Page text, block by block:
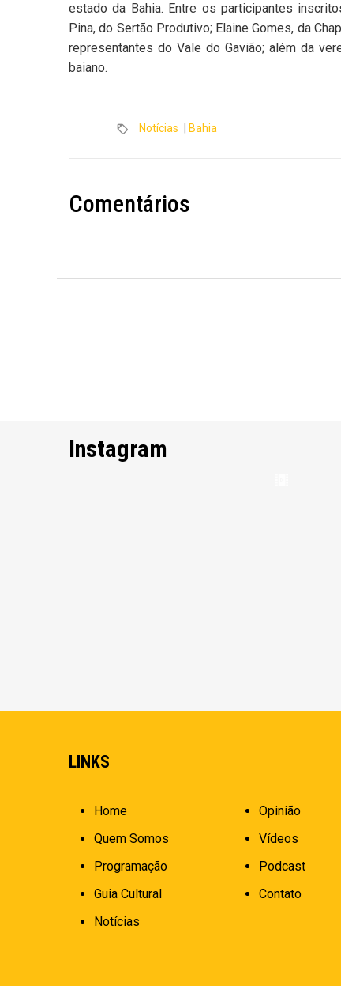
estado da Bahia. Entre os participantes
Pina, do Sertão Produtivo; Elaine Gomes, da
representantes do Vale do Gavião; além da
baiano.
Notícias Bahia
Comentários
Instagram
LINKS
Home
Quem Somos
Programação
Guia Cultural
Notícias
Opinião
Vídeos
Podcast
Contato